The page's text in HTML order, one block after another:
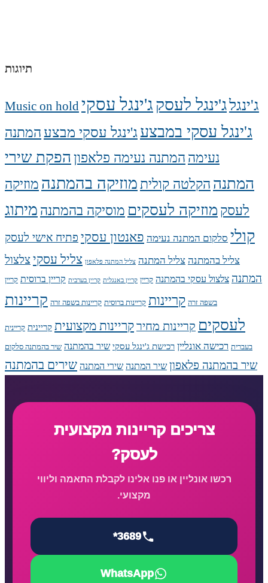
תיוגות
Music on hold ג'ינגלג'ינגל לעסקג'ינגל עסקי
ג'ינגל עסקי במבצעג'ינגל עסקי מבצעהמתנה
נעימה המתנה נעימה פלאפון הפקת שירי
המתנה הקלטה קוליתמוזיקה בהמתנה מוזיקה
לעסק מוזיקה לעסקים מוסיקה בהמתנה מיתוג
קולי סלקום המתנה נעימה פאנטון עסקי פתיח אישי לעסק
צליל בהמתנה צליל המתנה צליל המתנה פלאפון צליל עסקיצלצול
המתנה צלצול עסקי בהמתנה קריין קריין באנגלית קריין בערבית קריין ברוסית קריין
בשפה זרה קריינות קריינות ברוסית קריינות בשפה זרה קריינות
לעסקים קריינות מחירקריינות מקצועית קריינית קריינית
בעברית רכישה אונליין רכישת ג'ינגל עסקי שיר בהמתנה שיר בהמתנה סלקום
שיר בהמתנה פלאפון שיר המתנה שירי המתנה שירים בהמתנה
צריכים קריינות מקצועית
לעסק?
רכשו אונליין או פנו אלינו לקבלת התאמה וליווי
מקצועי.
*3689
WhatsApp